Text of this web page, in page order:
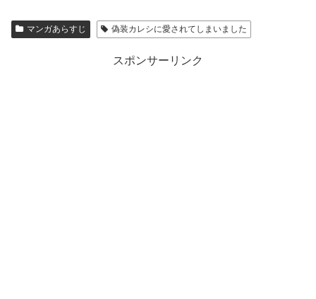
マンガあらすじ 偽装カレシに愛されてしまいました
スポンサーリンク